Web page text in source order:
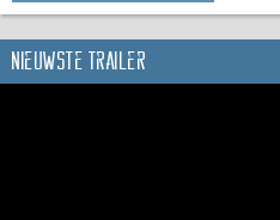
Nieuwste trailer